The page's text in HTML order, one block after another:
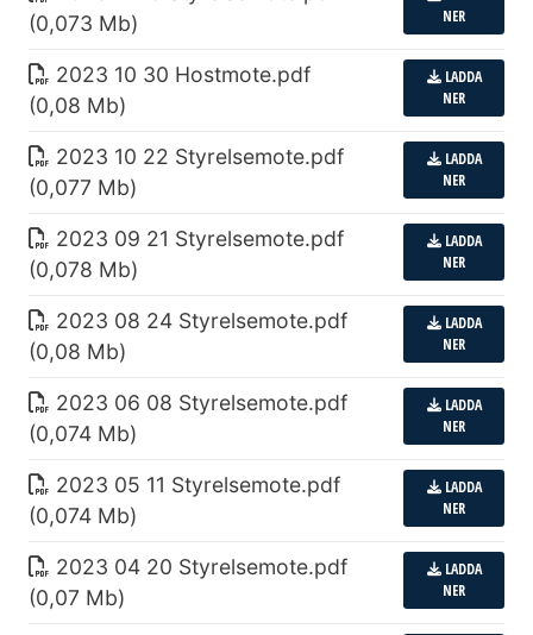
(0,073 Mb)
NER
2023 10 30 Hostmote.pdf
(0,08 Mb)
LADDA
NER
2023 10 22 Styrelsemote.pdf
(0,077 Mb)
LADDA
NER
2023 09 21 Styrelsemote.pdf
(0,078 Mb)
LADDA
NER
2023 08 24 Styrelsemote.pdf
(0,08 Mb)
LADDA
NER
2023 06 08 Styrelsemote.pdf
(0,074 Mb)
LADDA
NER
2023 05 11 Styrelsemote.pdf
(0,074 Mb)
LADDA
NER
2023 04 20 Styrelsemote.pdf
(0,07 Mb)
LADDA
NER